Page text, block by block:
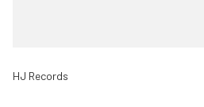
HJ Records